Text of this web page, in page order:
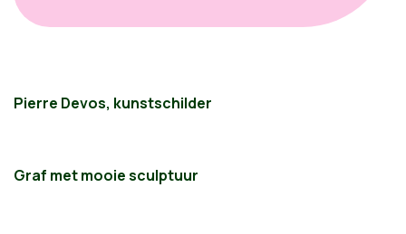
Pierre Devos, kunstschilder
Graf met mooie sculptuur